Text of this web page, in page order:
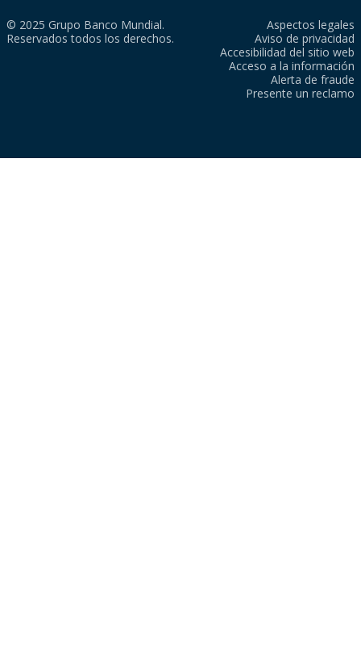
© 2025 Grupo Banco Mundial.
Reservados todos los derechos.
Aspectos legales
Aviso de privacidad
Accesibilidad del sitio web
Acceso a la información
Alerta de fraude
Presente un reclamo